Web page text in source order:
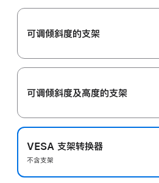
可调倾斜度的支架
可调倾斜度及高‍度的支‍架
VESA 支架转换器
不含支架